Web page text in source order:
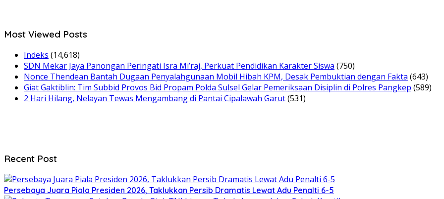
Most Viewed Posts
Indeks (14,618)
SDN Mekar Jaya Panongan Peringati Isra Mi’raj, Perkuat Pendidikan Karakter Siswa (750)
Nonce Thendean Bantah Dugaan Penyalahgunaan Mobil Hibah KPM, Desak Pembuktian dengan Fakta (643)
Giat Gaktiblin: Tim Subbid Provos Bid Propam Polda Sulsel Gelar Pemeriksaan Disiplin di Polres Pangkep (589)
2 Hari Hilang, Nelayan Tewas Mengambang di Pantai Cipalawah Garut(531)
Recent Post
Persebaya Juara Piala Presiden 2026, Taklukkan Persib Dramatis Lewat Adu Penalti 6-5